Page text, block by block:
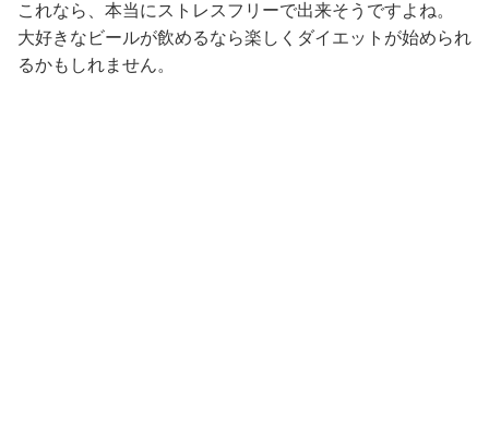
これなら、本当にストレスフリーで出来そうですよね。
大好きなビールが飲めるなら楽しくダイエットが始められ
るかもしれません。